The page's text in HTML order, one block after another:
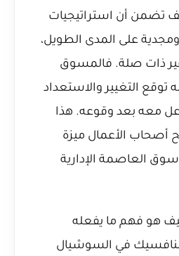
تضمن أن استراتيجيات
على المدى الطويل،
ذات صلة. فالمسوق
توقع التغيير والاستعداد
معه بعد وقوعه. هذا
أصحاب الأعمال ميزة
العاصمة الإدارية
هو فهم ما يفعله
في السوشيال